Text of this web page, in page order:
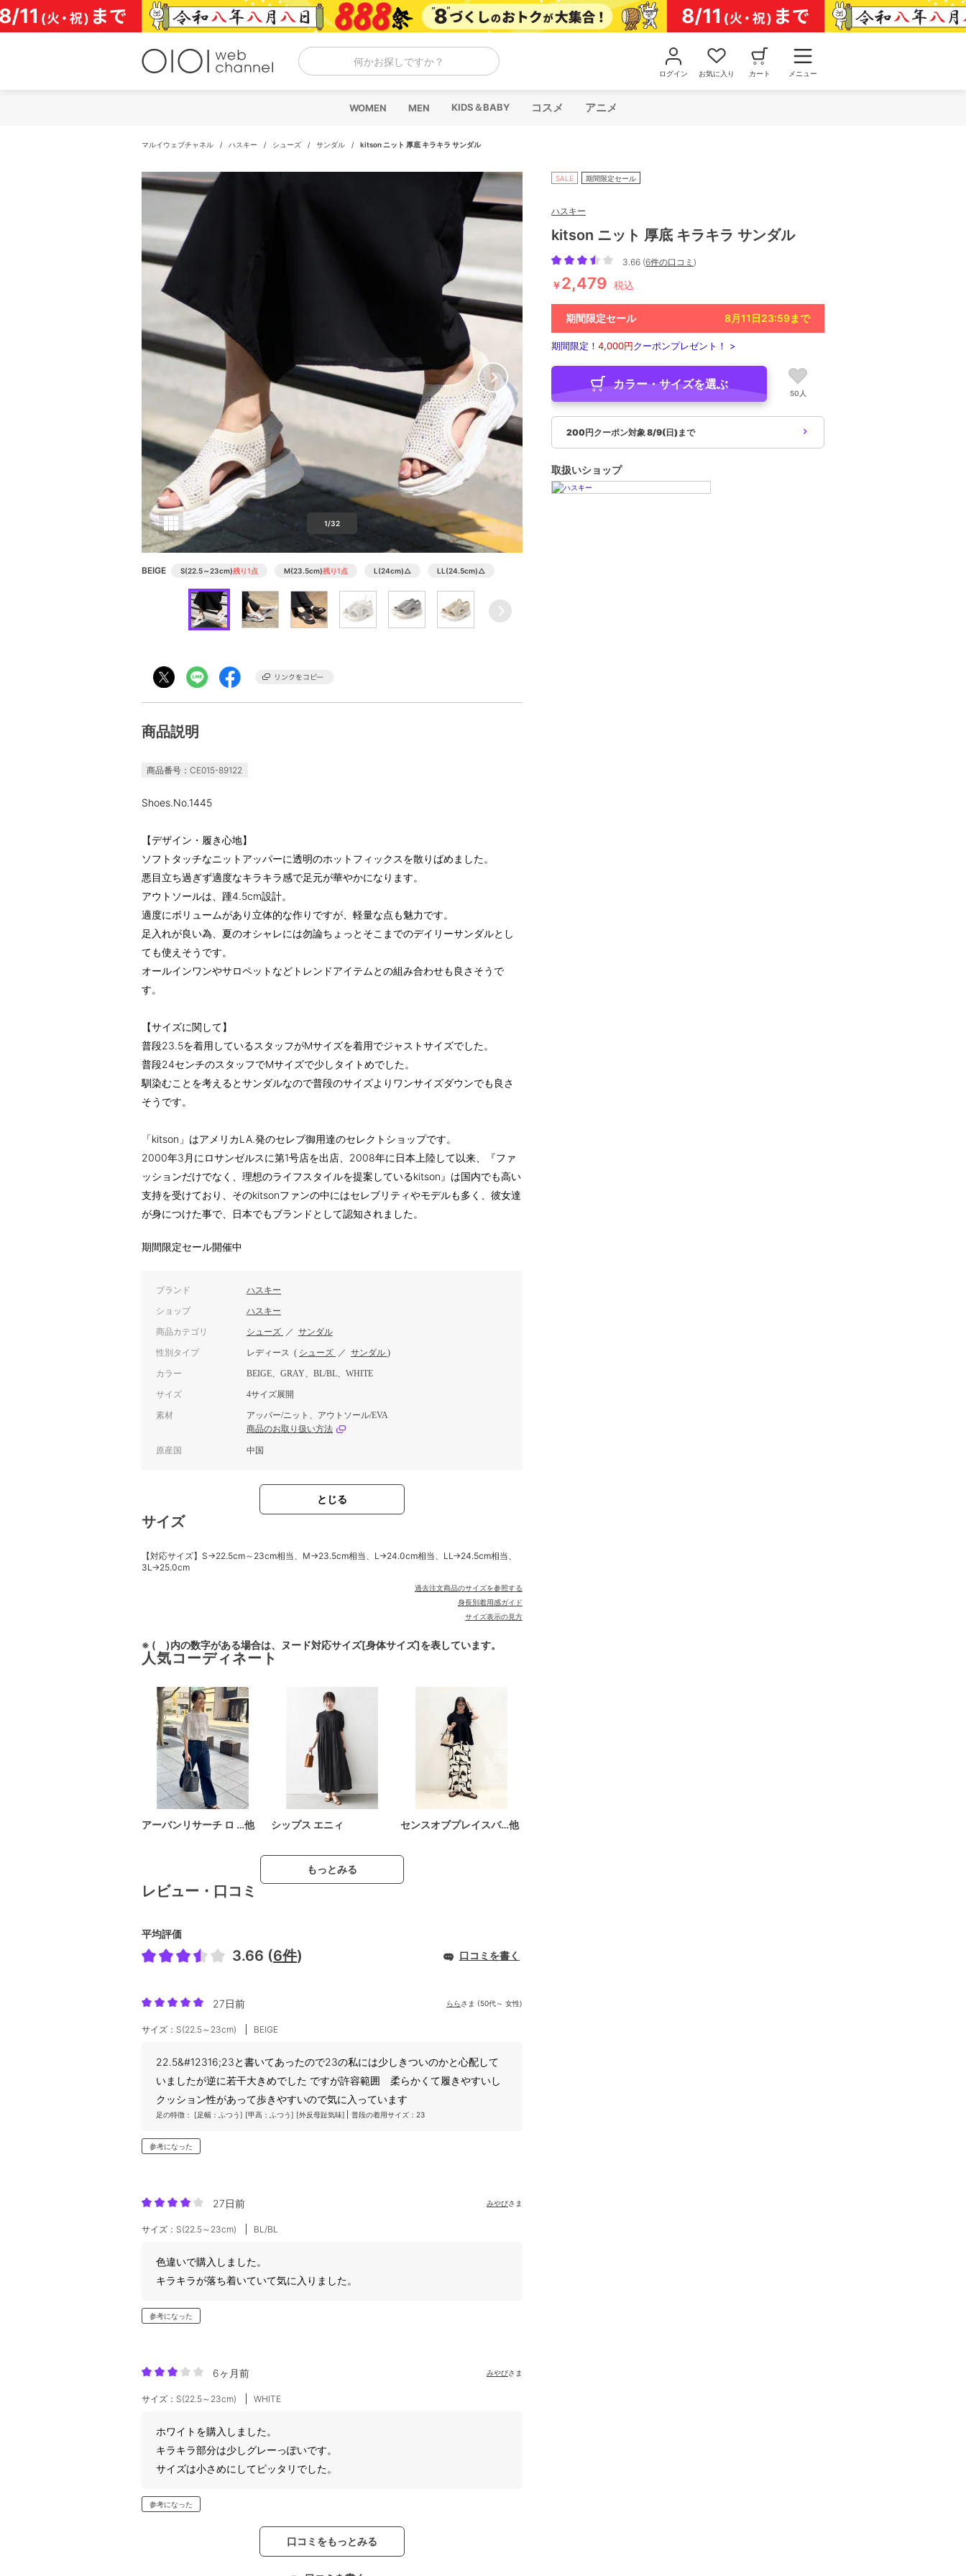
コ
ン
テ
何かお探しですか？
ログイン お気に入り カート メニュー
WOMEN MEN KIDS＆BABY コスメ アニメ
マルイウェブチャネル / ハスキー / シューズ / サンダル / kitson ニット 厚底 キラキラ サンダル
1/32
BEIGE S(22.5～23cm)残り1点 M(23.5cm)残り1点 L(24cm)△ LL(24.5cm)△
商品説明
商品番号：CE015-89122
Shoes.No.1445
【デザイン・履き心地】
ソフトタッチなニットアッパーに透明のホットフィックスを散りばめました。
悪目立ち過ぎず適度なキラキラ感で足元が華やかになります。
アウトソールは、踵4.5cm設計。
適度にボリュームがあり立体的な作りですが、軽量な点も魅力です。
足入れが良い為、夏のオシャレには勿論ちょっとそこまでのデイリーサンダルとし
ても使えそうです。
オールインワンやサロペットなどトレンドアイテムとの組み合わせも良さそうで
す。
【サイズに関して】
普段23.5を着用しているスタッフがMサイズを着用でジャストサイズでした。
普段24センチのスタッフでMサイズで少しタイトめでした。
馴染むことを考えるとサンダルなので普段のサイズよりワンサイズダウンでも良さ
そうです。
「kitson」はアメリカLA.発のセレブ御用達のセレクトショップです。
2000年3月にロサンゼルスに第1号店を出店、2008年に日本上陸して以来、『ファ
ッションだけでなく、理想のライフスタイルを提案しているkitson』は国内でも高い
支持を受けており、そのkitsonファンの中にはセレブリティやモデルも多く、彼女達
が身につけた事で、日本でもブランドとして認知されました。
期間限定セール開催中
ブランド ハスキー
ショップ ハスキー
商品カテゴリ シューズ ／ サンダル
性別タイプ レディース ( シューズ ／ サンダル )
カラー BEIGE、GRAY、BL/BL、WHITE
サイズ 4サイズ展開
素材
アッパー/ニット、アウトソール/EVA
商品のお取り扱い方法
原産国 中国
とじる
サイズ
【対応サイズ】S→22.5cm～23cm相当、M→23.5cm相当、L→24.0cm相当、LL→24.5cm相当、
3L→25.0cm
過去注文商品のサイズを参照する
身長別着用感ガイド
サイズ表示の見方
※ ( )内の数字がある場合は、ヌード対応サイズ[身体サイズ]を表しています。
人気コーディネート
アーバンリサーチ ロ …他 シップス エニィ センスオブプレイスバ…他
もっとみる
レビュー・口コミ
平均評価
3.66 (6件) 口コミを書く
27日前 ららさま (50代～ 女性)
サイズ：S(22.5～23cm) BEIGE
22.5&#12316;23と書いてあったので23の私には少しきついのかと心配して
いましたが逆に若干大きめでした ですが許容範囲 柔らかくて履きやすいし
クッション性があって歩きやすいので気に入っています
足の特徴： [足幅：ふつう] [甲高：ふつう] [外反母趾気味] 普段の着用サイズ：23
参考になった
27日前 みやびさま
サイズ：S(22.5～23cm) BL/BL
色違いで購入しました。
キラキラが落ち着いていて気に入りました。
参考になった
6ヶ月前 みやびさま
サイズ：S(22.5～23cm) WHITE
ホワイトを購入しました。
キラキラ部分は少しグレーっぽいです。
サイズは小さめにしてピッタリでした。
参考になった
口コミをもっとみる
SALE 期間限定セール
ハスキー
kitson ニット 厚底 キラキラ サンダル
3.66 (6件の口コミ )
￥2,479 税込
期間限定セール 8月11日23:59まで
期間限定！ 4,000円クーポンプレゼント！ >
カラー・サイズを選ぶ
50人
200円クーポン対象 8/9(日)まで
取扱いショップ